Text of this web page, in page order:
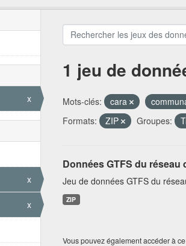
x
x
x
1 jeu de
Mots-clés: cara
Formats:
ZIP Groupes:
Données GTFS du
Jeu de données GTFS du
ZIP
Vous pouvez également accéder à